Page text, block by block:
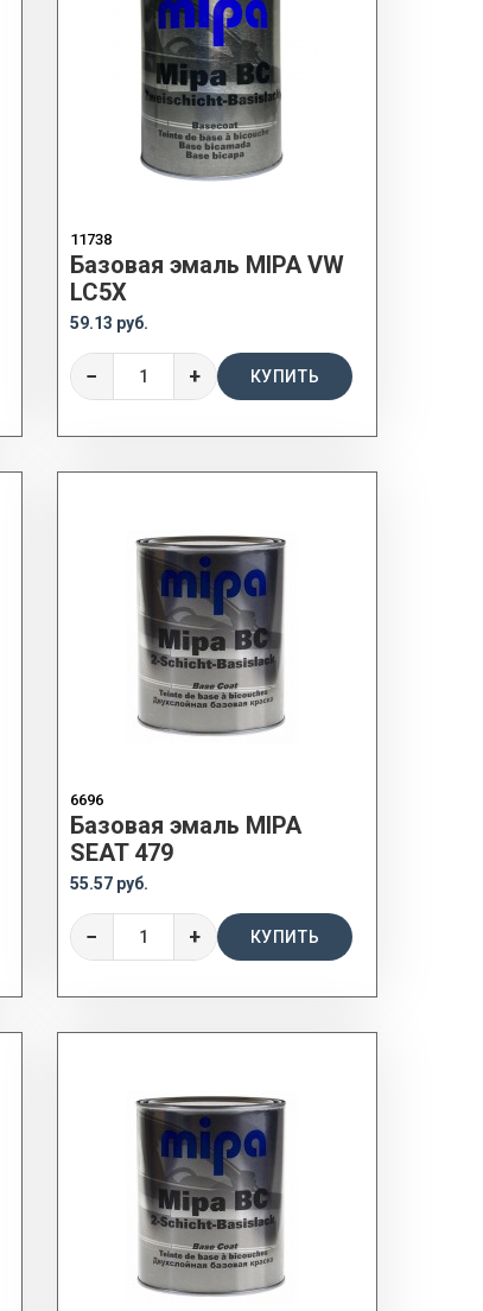
11738
Базовая эмаль MIPA VW
LC5X
59.13 руб.
− + КУПИТЬ
6696
Базовая эмаль MIPA
SEAT 479
55.57 руб.
− + КУПИТЬ